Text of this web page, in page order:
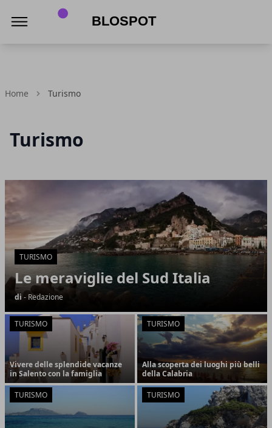
Home Turismo
Turismo
Articoli in Evidenza
TURISMO
Le meraviglie del Sud Italia
di - Redazione
TURISMO
Vivere delle splendide vacanze
in Salento con la famiglia
TURISMO
Alla scoperta dei luoghi più belli
della Calabria
TURISMO TURISMO